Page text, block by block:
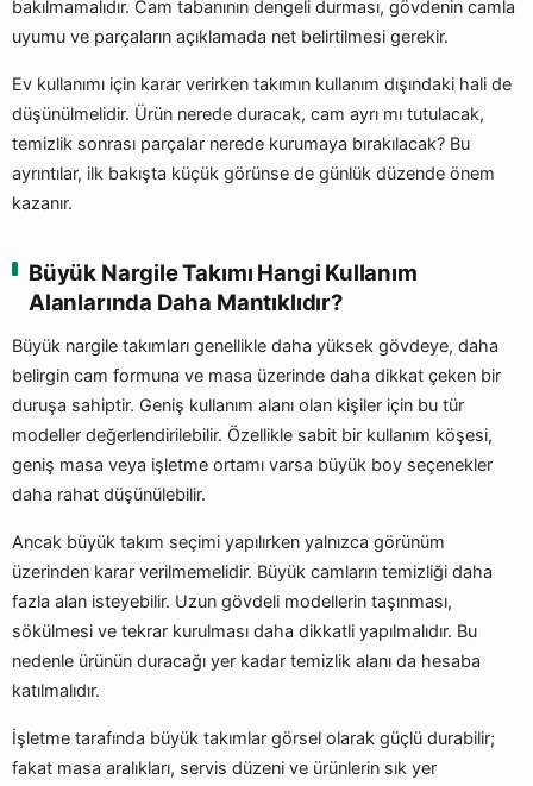
bakılmamalıdır. Cam tabanının dengeli durması, gövdenin camla
uyumu ve parçaların açıklamada net belirtilmesi gerekir.
Ev kullanımı için karar verirken takımın kullanım dışındaki hali de
düşünülmelidir. Ürün nerede duracak, cam ayrı mı tutulacak,
temizlik sonrası parçalar nerede kurumaya bırakılacak? Bu
ayrıntılar, ilk bakışta küçük görünse de günlük düzende önem
kazanır.
Büyük Nargile Takımı Hangi Kullanım
Alanlarında Daha Mantıklıdır?
Büyük nargile takımları genellikle daha yüksek gövdeye, daha
belirgin cam formuna ve masa üzerinde daha dikkat çeken bir
duruşa sahiptir. Geniş kullanım alanı olan kişiler için bu tür
modeller değerlendirilebilir. Özellikle sabit bir kullanım köşesi,
geniş masa veya işletme ortamı varsa büyük boy seçenekler
daha rahat düşünülebilir.
Ancak büyük takım seçimi yapılırken yalnızca görünüm
üzerinden karar verilmemelidir. Büyük camların temizliği daha
fazla alan isteyebilir. Uzun gövdeli modellerin taşınması,
sökülmesi ve tekrar kurulması daha dikkatli yapılmalıdır. Bu
nedenle ürünün duracağı yer kadar temizlik alanı da hesaba
katılmalıdır.
İşletme tarafında büyük takımlar görsel olarak güçlü durabilir;
fakat masa aralıkları, servis düzeni ve ürünlerin sık yer